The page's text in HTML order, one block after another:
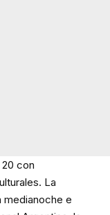
con
La
medianoche e